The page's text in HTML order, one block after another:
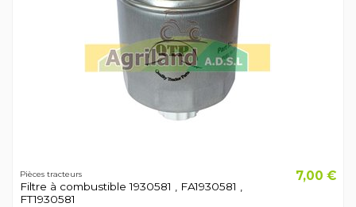
Pièces tracteurs
Filtre à combustible 1930581 , FA1930581 ,
FT1930581
7,00 €